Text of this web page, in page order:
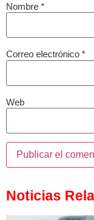
Nombre *
Correo electrónico *
Web
Noticias